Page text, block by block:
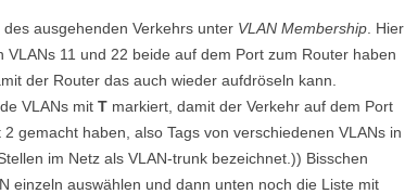
ausgehenden Verkehrs unter VLAN Membership . Hier
11 und 22 beide auf dem Port zum Router haben
der Router das auch wieder aufdröseln kann.
VLANs mit T markiert, damit der Verkehr auf dem Port
gemacht haben, also Tags von verschiedenen VLANs in
im Netz als VLAN-trunk bezeichnet.)) Bisschen
einzeln auswählen und dann unten noch die Liste mit